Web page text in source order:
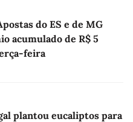
do ES e de MG
acumulado de R$ 5
feira
plantou eucaliptos para